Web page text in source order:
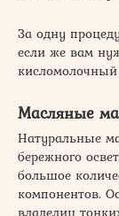
За одну
если же вам
Масляные
Натуральные
бережного
большое
компонентов.